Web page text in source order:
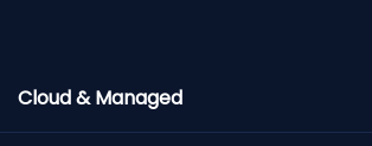
Cloud & Managed